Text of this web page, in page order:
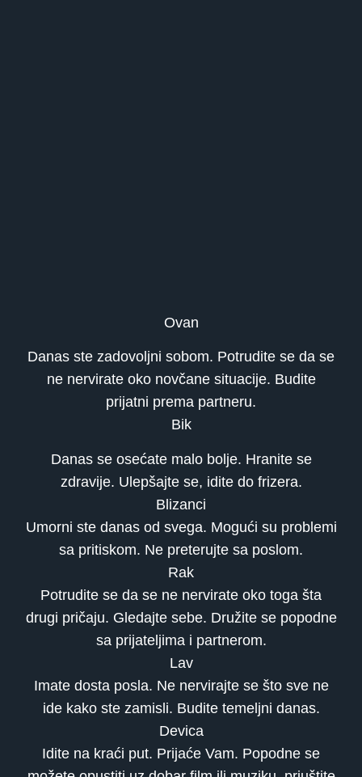
Ovan
Danas ste zadovoljni sobom. Potrudite se da se
ne nervirate oko novčane situacije. Budite
prijatni prema partneru.
Bik
Danas se osećate malo bolje. Hranite se
zdravije. Ulepšajte se, idite do frizera.
Blizanci
Umorni ste danas od svega. Mogući su problemi
sa pritiskom. Ne preterujte sa poslom.
Rak
Potrudite se da se ne nervirate oko toga šta
drugi pričaju. Gledajte sebe. Družite se popodne
sa prijateljima i partnerom.
Lav
Imate dosta posla. Ne nervirajte se što sve ne
ide kako ste zamisli. Budite temeljni danas.
Devica
Idite na kraći put. Prijaće Vam. Popodne se